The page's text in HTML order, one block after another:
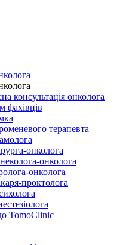
консультація онколога
фахівців
терапевта
онколога
онколога
онколога
проктолога
TomoClinic